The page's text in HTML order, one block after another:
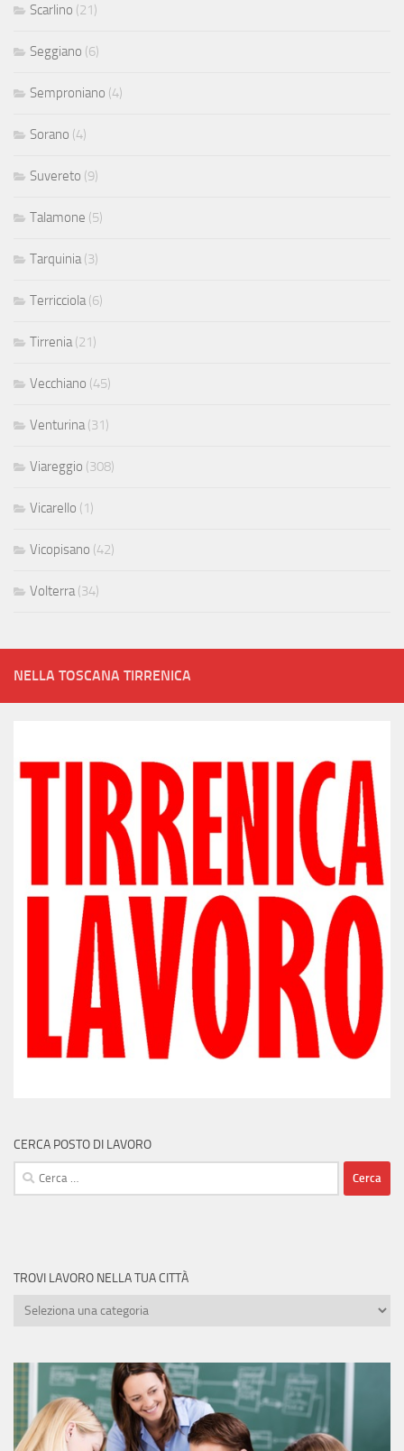
Scarlino (21)
Seggiano (6)
Semproniano (4)
Sorano (4)
Suvereto (9)
Talamone (5)
Tarquinia (3)
Terricciola (6)
Tirrenia (21)
Vecchiano (45)
Venturina (31)
Viareggio (308)
Vicarello (1)
Vicopisano (42)
Volterra (34)
NELLA TOSCANA TIRRENICA
CERCA POSTO DI LAVORO
Ricerca
per:
TROVI LAVORO NELLA TUA CITTÀ
Trovi
tua
città